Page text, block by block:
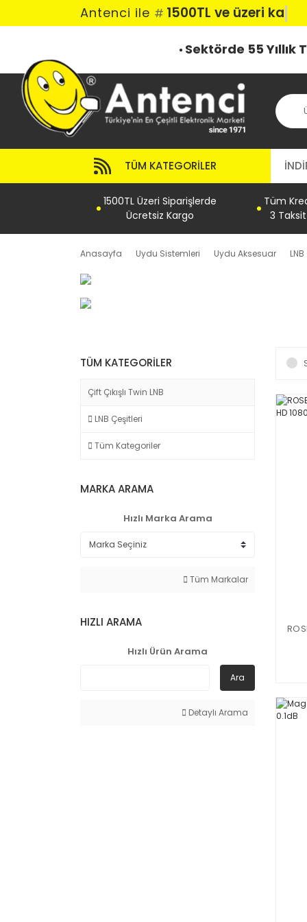
Antenci ile # 1500TL ve üzeri
Sektörde 55 Yıllık
TÜM KATEGORILER
1500TL Üzeri Siparişlerde
Ücretsiz Kargo
Tüm
3
Anasayfa Uydu Sistemleri Uydu Aksesuar
TÜM KATEGORILER
Çift Çıkışlı Twin LNB
LNB Çeşitleri
Tüm Kategoriler
MARKA ARAMA
Hızlı Marka Arama
Tüm Markalar
HIZLI ARAMA
Hızlı Ürün Arama
Ara
Detaylı Arama